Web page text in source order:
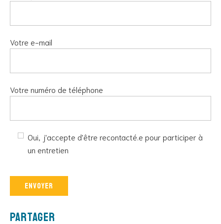
Votre e-mail
Votre numéro de téléphone
Oui, j'accepte d'être recontacté.e pour participer à
un entretien
Partager